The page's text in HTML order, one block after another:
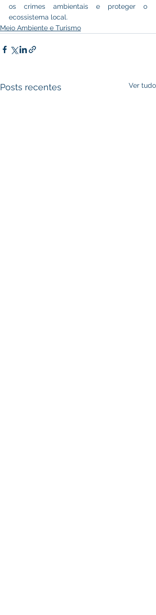
os crimes ambientais e proteger o
ecossistema local.
Meio Ambiente e Turismo
Posts recentes Ver tudo